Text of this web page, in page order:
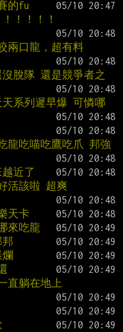
的fu
！！！！
兩口龍，超有料
脫隊 還是競爭者之
系列遲早爆 可憐哪
龍吃喵吃鷹吃爪 邦強
近了
活該啦 超爽
天卡
來吃龍
直躺在地上